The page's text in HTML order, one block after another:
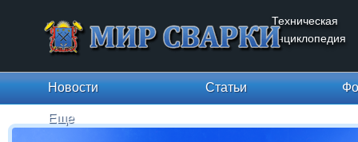
Техническая
энциклопедия
Новости Статьи
Еще